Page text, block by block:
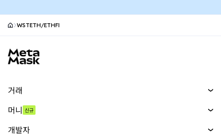
WSTETH/ETHFI
거래
머니 신규
개발자